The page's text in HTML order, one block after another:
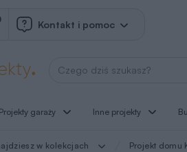
Kontakt i pomoc
Wyszukaj projekt
Projekty garaży Inne projekty
w kolekcjach Projekt domu